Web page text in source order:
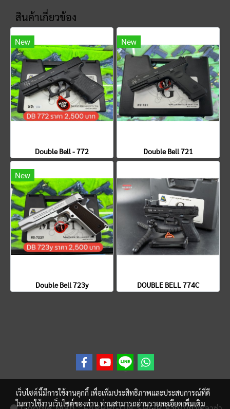
สินค้าเกี่ยวข้อง
New
Double Bell - 772
New
Double Bell 721
New
Double Bell 723y DOUBLE BELL 774C
เว็บไซต์นี้มีการใช้งานคุกกี้ เพื่อเพิ่มประสิทธิภาพและประสบการณ์ที่ดี
ในการใช้งานเว็บไซต์ของท่าน ท่านสามารถอ่านรายละเอียดเพิ่มเติม